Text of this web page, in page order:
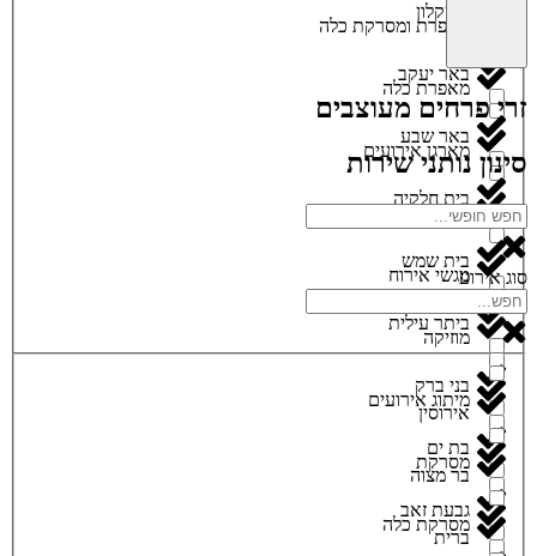
מאפרת ומסרקת כלה
מאפרת כלה
מארגן אירועים
מגנטים
מגשי אירוח
מוזיקה
מיתוג אירועים
מסרקת
מסרקת כלה
אשקלון
באר יעקב
באר שבע
בית חלקיה
בית שמש
ביתר עילית
בני ברק
בת ים
גבעת זאב
זרי פרחים מעוצבים
סינון נותני שירות
סוג אירוע
אירוסין
בר מצוה
ברית